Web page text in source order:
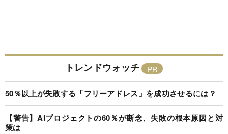
トレンドウォッチ
50％以上が失敗する「フリーアドレス」を成功させるには？
【警告】AIプロジェクトの60％が断念、失敗の根本原因と対
策は